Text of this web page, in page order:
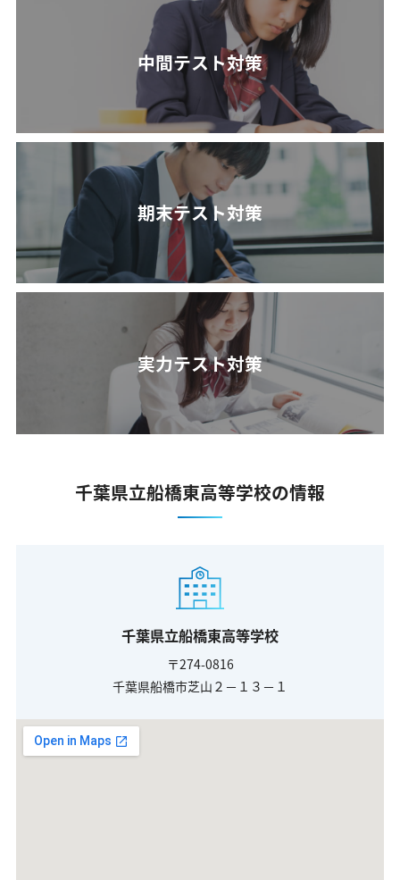
中間テスト対策
期末テスト対策
実力テスト対策
千葉県立船橋東高等学校の情報
千葉県立船橋東高等学校
〒274-0816
千葉県船橋市芝山２－１３－１